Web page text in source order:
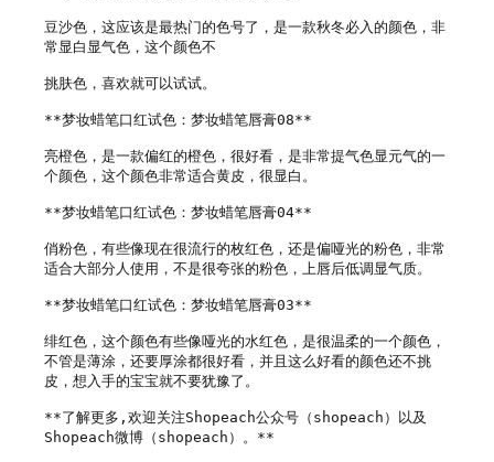
豆沙色，这应该是最热门的色号了，是一款秋冬必入的颜色，非
常显白显气色，这个颜色不
挑肤色，喜欢就可以试试。
**梦妆蜡笔口红试色：梦妆蜡笔唇膏08**
亮橙色，是一款偏红的橙色，很好看，是非常提气色显元气的一
个颜色，这个颜色非常适合黄皮，很显白。
**梦妆蜡笔口红试色：梦妆蜡笔唇膏04**
俏粉色，有些像现在很流行的枚红色，还是偏哑光的粉色，非常
适合大部分人使用，不是很夸张的粉色，上唇后低调显气质。
**梦妆蜡笔口红试色：梦妆蜡笔唇膏03**
绯红色，这个颜色有些像哑光的水红色，是很温柔的一个颜色，
不管是薄涂，还要厚涂都很好看，并且这么好看的颜色还不挑
皮，想入手的宝宝就不要犹豫了。
**了解更多,欢迎关注Shopeach公众号（shopeach）以及